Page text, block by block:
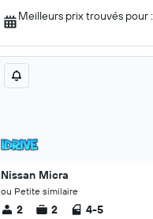
Meilleurs prix trouvés pour :
Nissan Micra
ou Petite similaire
2 2 4-5